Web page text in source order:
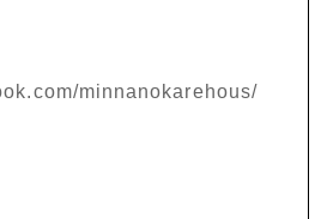
minnanokarehous/